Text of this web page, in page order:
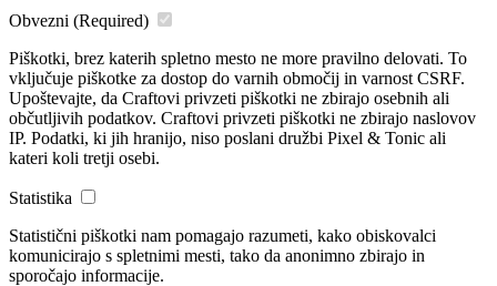
Obvezni (Required)
Piškotki, brez katerih spletno mesto ne more pravilno delovati. To
vključuje piškotke za dostop do varnih območij in varnost CSRF.
Upoštevajte, da Craftovi privzeti piškotki ne zbirajo osebnih ali
občutljivih podatkov. Craftovi privzeti piškotki ne zbirajo naslovov
IP. Podatki, ki jih hranijo, niso poslani družbi Pixel & Tonic ali
kateri koli tretji osebi.
Statistika
Statistični piškotki nam pomagajo razumeti, kako obiskovalci
komunicirajo s spletnimi mesti, tako da anonimno zbirajo in
sporočajo informacije.